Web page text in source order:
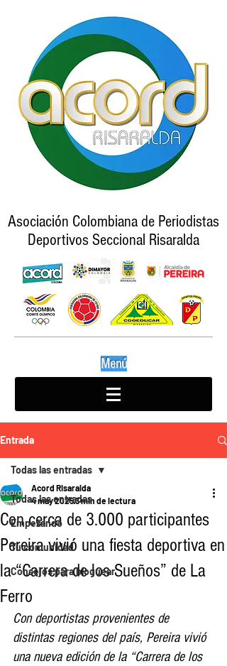
Asociación Colombiana de Periodistas
Deportivos Seccional Risaralda
Menú
Entrada
Todas las entradas
Empezando
Tu comunidad
Consejos para bloguear
Todas las entradas
Con cerca de 3.000 participantes
Pereira vivió una fiesta deportiva en
la “Carrera de los Sueños” de La
Ferro
Acord Risaralda
4 may 20253 min de lectura
Con deportistas provenientes de
distintas regiones del país, Pereira vivió
una nueva edición de la “Carrera de los